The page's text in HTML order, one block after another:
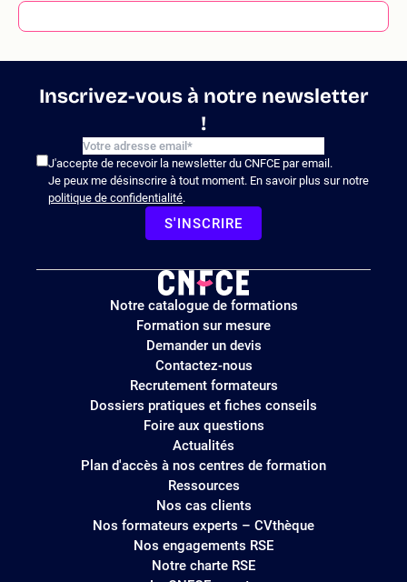
Inscrivez-vous à notre newsletter
!
J'accepte de recevoir la newsletter du CNFCE par email.
Je peux me désinscrire à tout moment. En savoir plus sur notre
politique de confidentialité.
S'INSCRIRE
Logo
site
Notre catalogue de formations
Formation sur mesure
Demander un devis
Contactez-nous
Recrutement formateurs
Dossiers pratiques et fiches conseils
Foire aux questions
Actualités
Plan d'accès à nos centres de formation
Ressources
Nos cas clients
Nos formateurs experts – CVthèque
Nos engagements RSE
Notre charte RSE